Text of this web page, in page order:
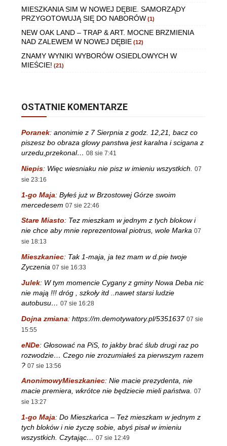
MIESZKANIA SIM W NOWEJ DĘBIE. SAMORZĄDY
PRZYGOTOWUJĄ SIĘ DO NABORÓW (1)
NEW OAK LAND – TRAP & ART. MOCNE BRZMIENIA
NAD ZALEWEM W NOWEJ DĘBIE (12)
ZNAMY WYNIKI WYBORÓW OSIEDLOWYCH W
MIEŚCIE! (21)
OSTATNIE KOMENTARZE
Poranek: anonimie z 7 Sierpnia z godz. 12,21, bacz co
piszesz bo obraza glowy panstwa jest karalna i scigana z
urzedu,przekonal… 08 sie 7:41
Niepis: Więc wiesniaku nie pisz w imieniu wszystkich.
07
sie 23:16
1-go Maja: Byłeś już w Brzostowej Górze swoim
mercedesem 07 sie 22:46
Stare Miasto: Tez mieszkam w jednym z tych blokow i
nie chce aby mnie reprezentowal piotrus, wole Marka 07
sie 18:13
Mieszkaniec: Tak 1-maja, ja tez mam w d.pie twoje
Zyczenia 07 sie 16:33
Julek: W tym momencie Cygany z gminy Nowa Deba nic
nie mają !!! dróg , szkoły itd ..nawet starsi ludzie
autobusu… 07 sie 16:28
Dojna zmiana: https://m.demotywatory.pl/5351637 07 sie
15:55
eNDe: Głosować na PiS, to jakby brać ślub drugi raz po
rozwodzie… Czego nie zrozumiałeś za pierwszym razem
? 07 sie 13:56
AnonimowyMieszkaniec: Nie macie prezydenta, nie
macie premiera, wkrótce nie będziecie mieli państwa. 07
sie 13:27
1-go Maja: Do Mieszkańca – Też mieszkam w jednym z
tych bloków i nie życzę sobie, abyś pisał w imieniu
wszystkich. Czytając… 07 sie 12:49